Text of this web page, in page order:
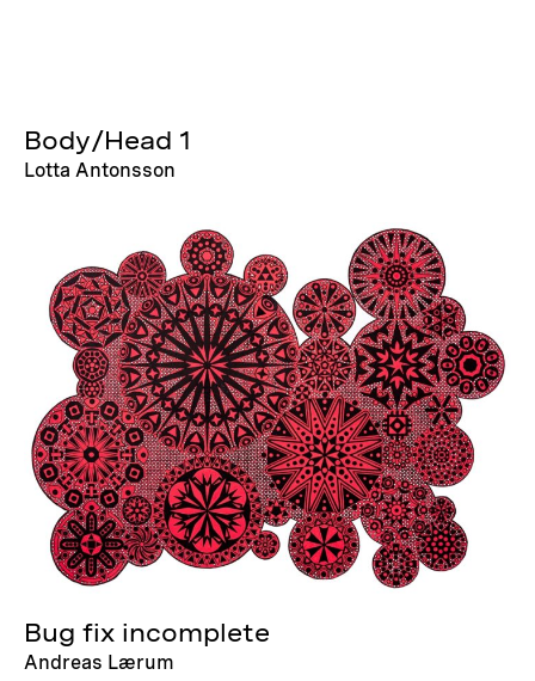
Body/Head 1
Lotta Antonsson
Bug fix incomplete
Andreas Lærum